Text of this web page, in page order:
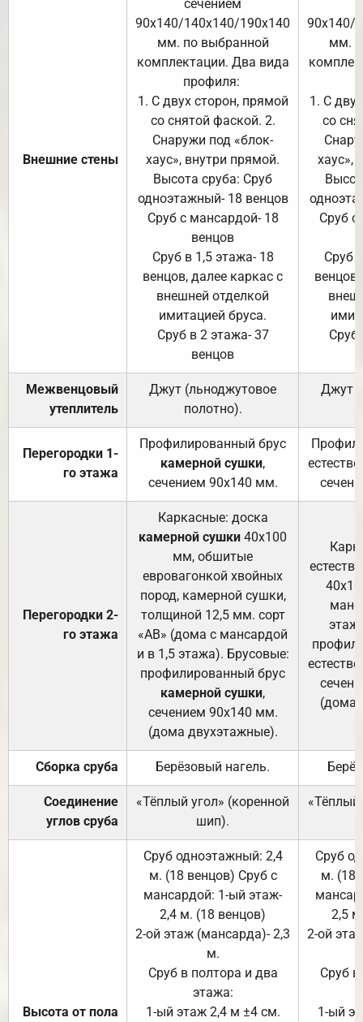
Внешние стены
сечением
90х140/140х140/190х140
мм. по выбранной
комплектации. Два вида
профиля:
1. С двух сторон, прямой
со снятой фаской. 2.
Снаружи под «блок-
хаус», внутри прямой.
Высота сруба: Сруб
одноэтажный- 18 венцов
Сруб с мансардой- 18
венцов
Сруб в 1,5 этажа- 18
венцов, далее каркас с
внешней отделкой
имитацией бруса.
Сруб в 2 этажа- 37
венцов
90х140/
мм.
1. С
со
хаус»,
Сруб с
Сруб
Сруб
Межвенцовый
утеплитель
Джут (льноджутовое
полотно).
Джут
Перегородки 1-
го этажа
Профилированный брус
камерной сушки,
сечением 90х140 мм.
Перегородки 2-
го этажа
Каркасные: доска
камерной сушки 40х100
мм, обшитые
евровагонкой хвойных
пород, камерной сушки,
толщиной 12,5 мм. сорт
«АВ» (дома с мансардой
и в 1,5 этажа). Брусовые:
профилированный брус
камерной сушки,
сечением 90х140 мм.
(дома двухэтажные).
(дома
Сборка сруба Берёзовый нагель.
Соединение
углов сруба
«Тёплый угол» (коренной
шип).
«Тёплый
Высота от пола
Сруб одноэтажный: 2,4
м. (18 венцов) Сруб с
мансардой: 1-ый этаж-
2,4 м. (18 венцов)
2-ой этаж (мансарда)- 2,3
м.
Сруб в полтора и два
этажа:
1-ый этаж 2,4 м ±4 см.
Сруб
м. (18
2,5
2-ой
Сруб
1-ый